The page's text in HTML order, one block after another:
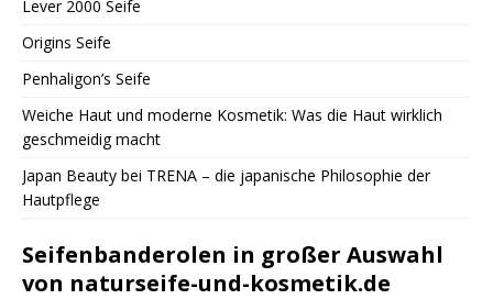
Lever 2000 Seife
Origins Seife
Penhaligon’s Seife
Weiche Haut und moderne Kosmetik: Was die Haut wirklich
geschmeidig macht
Japan Beauty bei TRENA – die japanische Philosophie der
Hautpflege
Seifenbanderolen in großer Auswahl
von naturseife-und-kosmetik.de